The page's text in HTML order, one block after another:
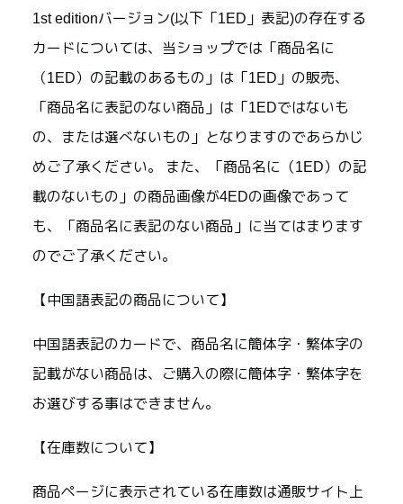
1st editionバージョン(以下「1ED」表記)の存在する
カードについては、当ショップでは「商品名に
（1ED）の記載のあるもの」は「1ED」の販売、
「商品名に表記のない商品」は「1EDではないも
の、または選べないもの」となりますのであらかじ
めご了承ください。 また、「商品名に（1ED）の記
載のないもの」の商品画像が4EDの画像であって
も、「商品名に表記のない商品」に当てはまります
のでご了承ください。
【中国語表記の商品について】
中国語表記のカードで、商品名に簡体字・繁体字の
記載がない商品は、ご購入の際に簡体字・繁体字を
お選びする事はできません。
【在庫数について】
商品ページに表示されている在庫数は通販サイト上